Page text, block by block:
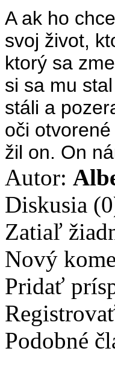
A ak ho
svoj život,
ktorý sa
si sa mu
stáli a
oči
žil on. On
Autor:
Diskusia
Zatiaľ
Nový
Pridať
Podobné